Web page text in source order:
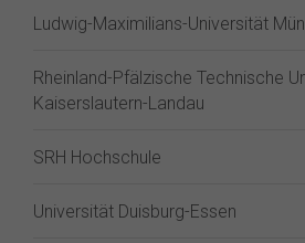
Ludwig-Maximilians-Universität
Rheinland-Pfälzische Technische
Kaiserslautern-Landau
SRH Hochschule
Universität Duisburg-Essen